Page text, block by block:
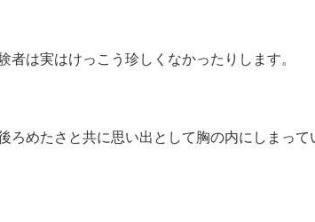
者は実はけっこう珍しくなかったりします。
ろめたさと共に思い出として胸の内にしまって